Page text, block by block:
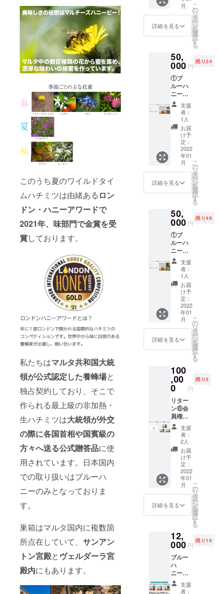
このうち夏のワイルドタイ
ムハチミツは由緒ある ロン
ドン・ハニーアワードで
2021年、味部門で金賞を受
賞しております。
私たちはマルタ共和国大統
領が公式認定した養蜂場と
独占契約しており、そこで
作られる最上級の非加熱・
生ハチミツは大統領が外交
の際に各国首相や国賓級の
方々へ送る公式贈答品に使
用されています。日本国内
での取り扱いはブルーハ
ニーのみとなっておりま
す。
巣箱はマルタ国内に複数箇
所点在していて、 サンアン
トン宮殿と ヴェルダーラ宮
殿内にもあります。
が世界
一の蜂
蜜ブラ
ンドに
ブルー
ハニー
の創立
を手
伝った
んだ
ぞ！」
と自慢
してく
ださ
い！ そ
して創
立支援
者に
なって
ける皆
様へ。
が有名
になれ
ばなる
ほど、
この肩
書きは
価値の
高い物
になり
ます。
是非こ
のクラ
ウド
ファン
ディン
を
Twitter
て頂け
ますと
幸いで
す！ 私
達と一
緒に世
界一の
蜂蜜ブ
ランド
を作り
ません
か？ご
支援よ
ろしく
お願い
しま
このリ
ターン
ニー会
員権」
とは別
のもの
です。
会員権
とハチ
購入が
できる
ように
ご理解
のうえ
で購入
お願い
しま
す。ハ
チミツ
は通常
価格税
込
(30000
円/140g
)です。
＊会員
権の譲
渡は不
可で
物理的
な会員
カード
を作成
する予
定はご
ざいま
せん。
＊会員
権の効
果は半
永久で
す。た
だし事
業が廃
場合は
自動的
なりま
す。 ＊
オリジ
品はプ
ロポリ
スや蜂
蜜酒
（ミー
ド）、
ロイヤ
ルゼ
リー、
またブ
ルーハ
ニーの
入った
ハニー
などを
予定し
ていま
す。 ＊
食事会
は蜂蜜
を使用
スプリ
ング
（通常
価格
30000
）1個
春の
花々が
入る百
花蜜。
マルタ
固有種
のマル
チーズ
スター
シスル
をはじ
め春の
訪れを
感じさ
せる非
常に爽
ンケー
キやシ
リア
ル、
ハーブ
ティー
など
に。 マ
ルチー
ズス
ターシ
スル/シ
トラス/
ボリジ/
レッド
クロー
バーの
みつ 原
材料名:
はちみ
つ(マル
タ産) 内
容
量:140g
保存方
法:高温
多湿、
直射日
光を避
け冷暗
所で保
存して
くださ
い。 (栄
養成分
示)100g
熱量
294kcal
/タンパ
ク質
0.2g/脂
質0g/ 炭
水化物
79.7g/
月
詳細を見る
こ
の
リ
タ
ー
ン
を
選
択
す
る
50,
000 円
残り24
①ブ
ルーハ
ニー会
員権
１名様
（2000
0円）
②ブ
ルーハ
ニー
サマー
（通常
価格
30000
円/140g
一番人
気の古
代から
作り続
けられ
ている
ワイル
ドタイ
ムの夏
蜂蜜。
力強い
野生の
タイム
の味は
濃厚で
芳醇。
マルタ
の味を
是非ご
堪能く
ださ
い。パ
ンや
チー
ズ、紅
茶をは
じめ、
様々な
料理の
隠し味
にも使
えま
す。
2021年
ロンド
味部門
で金賞
を受賞
してい
ます。
名称:は
ちみつ
原材料
支援
者：
1人
お届
け予
定：
2022
年01
月
詳細を見る
こ
の
リ
タ
ー
ン
を
選
択
す
る
50,
000 円
残り49
①ブ
ルーハ
ニー会
員権
１名様
（2000
0円）
②ブ
ルーハ
ニー
オータ
ム（通
常価格
30000
円/140g
キャロ
ブ/ユー
カリの
秋ハチ
ミツで
す。マ
ルタに
おいて
ユーカ
リのハ
チミツ
は声を
使う仕
事の
方々に
好まれ
てきま
した。
少し浅
黒い色
います
が見た
目ほど
クセは
なく、
むしろ
クリー
ミーな
支援
者：
1人
お届
け予
定：
2022
年01
月
詳細を見る
こ
の
リ
タ
ー
ン
を
選
択
す
る
100
,00
0 円
残り3
リター
ン⑥会
員権＋
ハチミ
ツ3種
（140g
）各１
個ずつ
①ブ
ルーハ
ニー会
員権
１名様
分（特
別価格
10000
ブルー
ハ
ニー
３種類
（通常
価格
各
30000
支援
者：
2人
お届
け予
定：
2022
年01
月
詳細を見る
こ
の
リ
タ
ー
ン
を
選
択
す
る
12,
000 円
残り10
ブルー
ハ
ニー
スプリ
ング/サ
支援
者：